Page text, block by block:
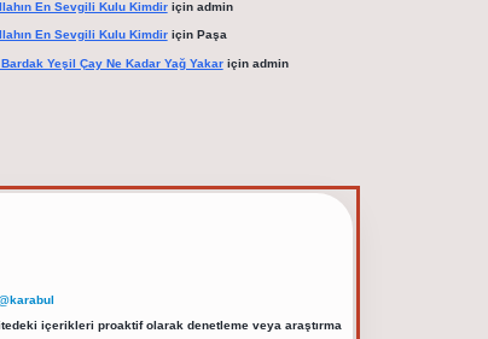
En Sevgili Kulu Kimdiriçin admin
En Sevgili Kulu Kimdiriçin Paşa
Yeşil Çay Ne Kadar Yağ Yakariçin admin
içerikleri proaktif olarak denetleme veya araştırma